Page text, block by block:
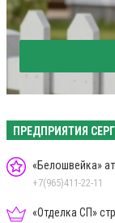
ПРЕДПРИЯТИЯ
«Белошвейка»
+7(965)411-22-11
«Отделка СП»